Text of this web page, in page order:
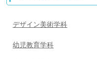
デザイン美術学科
幼児教育学科